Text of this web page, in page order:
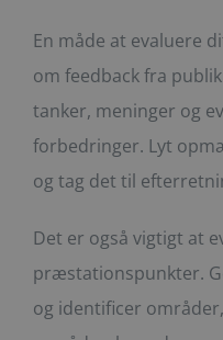
En måde at evaluere
om feedback fra
tanker, meninger og
forbedringer. Lyt
og tag det til
Det er også vigtigt at
præstationspunkter.
og identificer